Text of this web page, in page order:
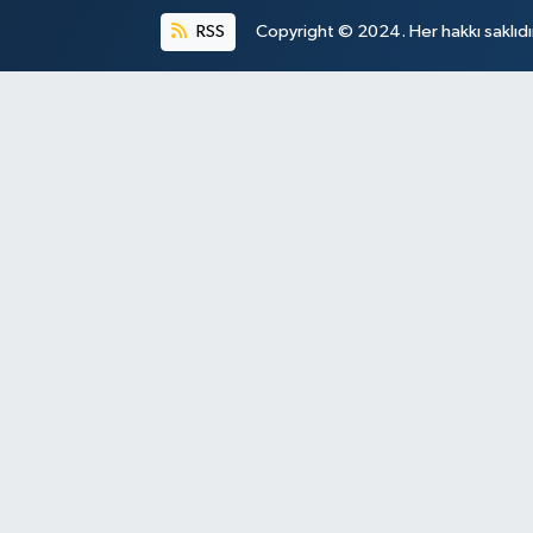
RSS Copyright © 2024. Her hakkı